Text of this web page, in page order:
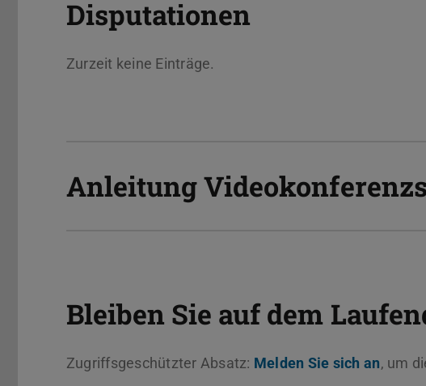
Disputationen
Zurzeit keine Einträge.
Anleitung
Bleiben Sie auf dem
Zugriffsgeschützter Absatz: Melden Sie sich an, um